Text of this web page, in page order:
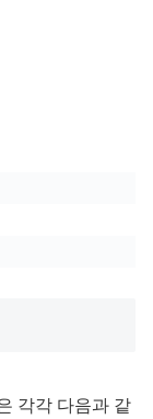
각각 다음과 같